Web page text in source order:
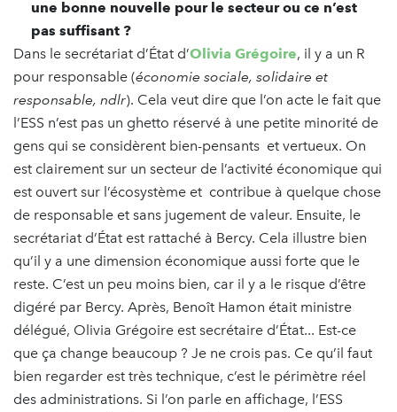
une bonne nouvelle pour le secteur ou ce n’est
pas suffisant ?
Dans le secrétariat d’État d’Olivia Grégoire, il y a un R
pour responsable (économie sociale, solidaire et
responsable, ndlr). Cela veut dire que l’on acte le fait que
l’ESS n’est pas un ghetto réservé à une petite minorité de
gens qui se considèrent bien-pensants et vertueux. On
est clairement sur un secteur de l’activité économique qui
est ouvert sur l’écosystème et contribue à quelque chose
de responsable et sans jugement de valeur. Ensuite, le
secrétariat d’État est rattaché à Bercy. Cela illustre bien
qu’il y a une dimension économique aussi forte que le
reste. C’est un peu moins bien, car il y a le risque d’être
digéré par Bercy. Après, Benoît Hamon était ministre
délégué, Olivia Grégoire est secrétaire d’État... Est-ce
que ça change beaucoup ? Je ne crois pas. Ce qu’il faut
bien regarder est très technique, c’est le périmètre réel
des administrations. Si l’on parle en affichage, l’ESS